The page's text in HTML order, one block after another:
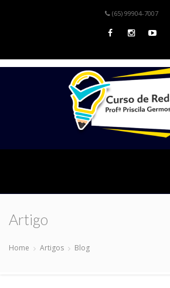
(65) 99904-7007
Artigo
Home Artigos Blog